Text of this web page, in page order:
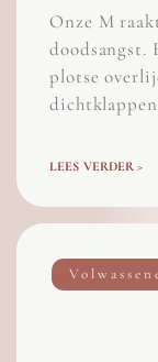
Onze M
doodsangst.
plotse
LEES VERDER >